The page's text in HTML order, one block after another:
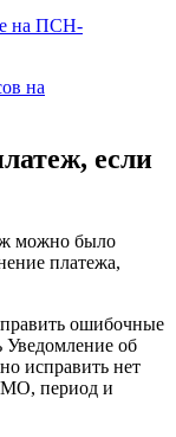
на ПСН-
на
если
можно было
платежа,
ошибочные
Уведомление об
исправить нет
период и